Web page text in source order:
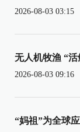
2026-08-03 03:15
无人机牧渔 “
2026-08-03 09:16
“妈祖”为全球